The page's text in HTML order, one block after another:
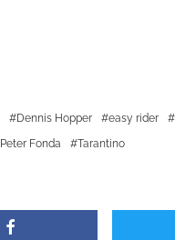
Dennis Hopper easy rider
Peter Fonda Tarantino